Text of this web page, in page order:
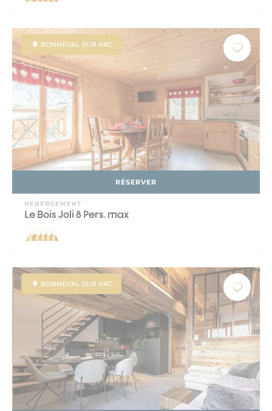
BONNEVAL SUR ARC
RÉSERVER
HÉBERGEMENT
Le Bois Joli 8 Pers. max
BONNEVAL SUR ARC